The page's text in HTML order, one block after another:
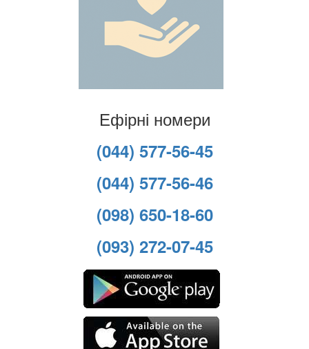
Ефірні номери
(044) 577-56-45
(044) 577-56-46
(098) 650-18-60
(093) 272-07-45